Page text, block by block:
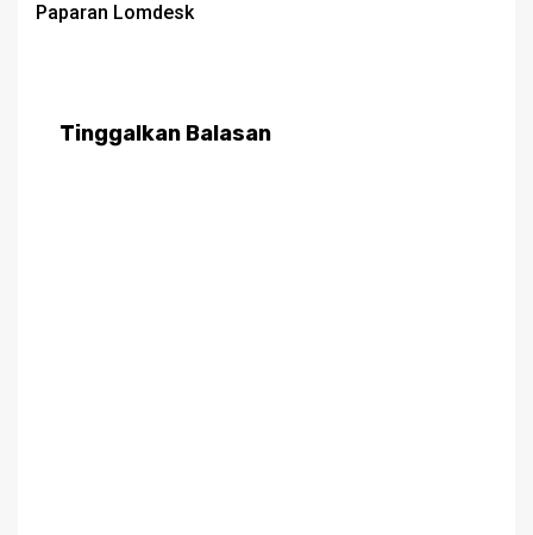
Paparan Lomdesk
Tinggalkan Balasan